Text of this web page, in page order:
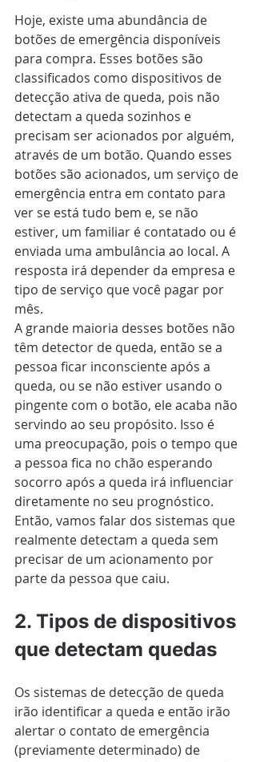
Hoje, existe uma abundância de
botões de emergência disponíveis
para compra. Esses botões são
classificados como dispositivos de
detecção ativa de queda, pois não
detectam a queda sozinhos e
precisam ser acionados por alguém,
através de um botão. Quando esses
botões são acionados, um serviço de
emergência entra em contato para
ver se está tudo bem e, se não
estiver, um familiar é contatado ou é
enviada uma ambulância ao local. A
resposta irá depender da empresa e
tipo de serviço que você pagar por
mês.
A grande maioria desses botões não
têm detector de queda, então se a
pessoa ficar inconsciente após a
queda, ou se não estiver usando o
pingente com o botão, ele acaba não
servindo ao seu propósito. Isso é
uma preocupação, pois o tempo que
a pessoa fica no chão esperando
socorro após a queda irá influenciar
diretamente no seu prognóstico.
Então, vamos falar dos sistemas que
realmente detectam a queda sem
precisar de um acionamento por
parte da pessoa que caiu.
2. Tipos de dispositivos
que detectam quedas
Os sistemas de detecção de queda
irão identificar a queda e então irão
alertar o contato de emergência
(previamente determinado) de